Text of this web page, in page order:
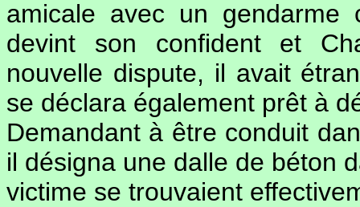
amicale avec un gendarme
devint son confident et
nouvelle dispute, il avait
se déclara également prêt à
Demandant à être conduit
il désigna une dalle de béton
victime se trouvaient